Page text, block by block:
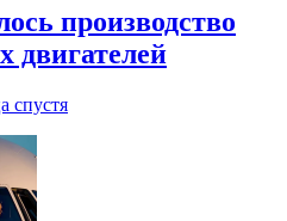
производство
двигателей
спустя